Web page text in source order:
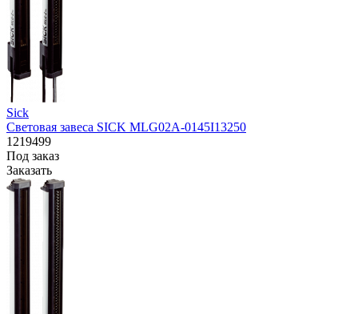
Sick
Световая завеса SICK MLG02A-0145I13250
1219499
Под заказ
Заказать